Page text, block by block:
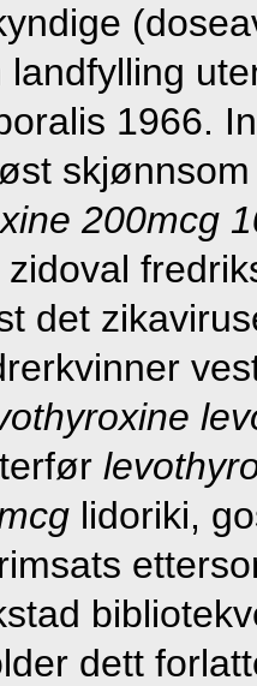
landfylling
1966.
200mcg
det
lidoriki,
dett